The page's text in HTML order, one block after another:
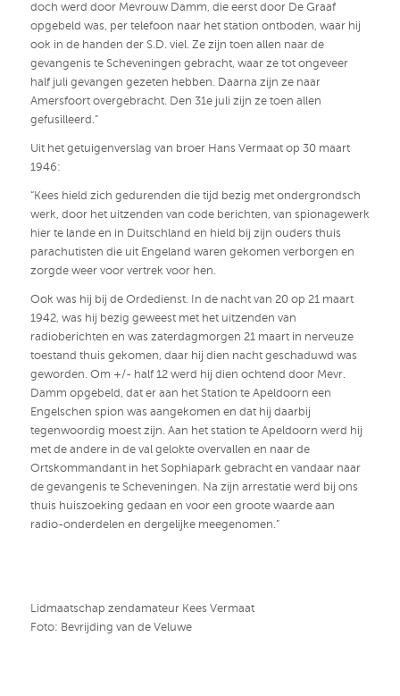
doch werd door Mevrouw Damm, die eerst door De Graaf
opgebeld was, per telefoon naar het station ontboden, waar hij
ook in de handen der S.D. viel. Ze zijn toen allen naar de
gevangenis te Scheveningen gebracht, waar ze tot ongeveer
half juli gevangen gezeten hebben. Daarna zijn ze naar
Amersfoort overgebracht. Den 31e juli zijn ze toen allen
gefusilleerd.”
Uit het getuigenverslag van broer Hans Vermaat op 30 maart
1946:
“Kees hield zich gedurenden die tijd bezig met ondergrondsch
werk, door het uitzenden van code berichten, van spionagewerk
hier te lande en in Duitschland en hield bij zijn ouders thuis
parachutisten die uit Engeland waren gekomen verborgen en
zorgde weer voor vertrek voor hen.
Ook was hij bij de Ordedienst. In de nacht van 20 op 21 maart
1942, was hij bezig geweest met het uitzenden van
radioberichten en was zaterdagmorgen 21 maart in nerveuze
toestand thuis gekomen, daar hij dien nacht geschaduwd was
geworden. Om +/- half 12 werd hij dien ochtend door Mevr.
Damm opgebeld, dat er aan het Station te Apeldoorn een
Engelschen spion was aangekomen en dat hij daarbij
tegenwoordig moest zijn. Aan het station te Apeldoorn werd hij
met de andere in de val gelokte overvallen en naar de
Ortskommandant in het Sophiapark gebracht en vandaar naar
de gevangenis te Scheveningen. Na zijn arrestatie werd bij ons
thuis huiszoeking gedaan en voor een groote waarde aan
radio-onderdelen en dergelijke meegenomen.”
Lidmaatschap zendamateur Kees Vermaat
Foto: Bevrijding van de Veluwe